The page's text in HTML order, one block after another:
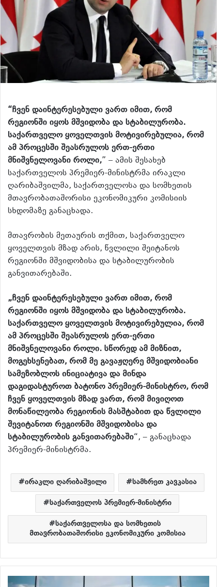
“ჩვენ დაინტერესებული ვართ იმით, რომ
რეგიონში იყოს მშვიდობა და სტაბილურობა.
საქართველო ყოველთვის მოტივირებულია, რომ
ამ პროცესში შეასრულოს ერთ-ერთი
მნიშვნელოვანი როლი,” – ამის შესახებ
საქართველოს პრემიერ-მინისტრმა ირაკლი
ღარიბაშვილმა, საქართველოსა და სომხეთის
მთავრობათაშორისი ეკონომიკური კომისიის
სხდომაზე განაცხადა.
მთავრობის მეთაურის თქმით, საქართველო
ყოველთვის მზად არის, წვლილი შეიტანოს
რეგიონში მშვიდობისა და სტაბილურობის
განვითარებაში.
„ჩვენ დაინტერესებული ვართ იმით, რომ
რეგიონში იყოს მშვიდობა და სტაბილურობა.
საქართველო ყოველთვის მოტივირებულია, რომ
ამ პროცესში შეასრულოს ერთ-ერთი
მნიშვნელოვანი როლი. სწორედ ამ მიზნით,
მოგეხსენებათ, რომ მე გავაჟღერე მშვიდობიანი
სამეზობლოს ინიციატივა და მინდა
დაგიდასტუროთ ბატონო პრემიერ-მინისტრო, რომ
ჩვენ ყოველთვის მზად ვართ, რომ მივიღოთ
მონაწილეობა რეგიონის მასშტაბით და წვლილი
შევიტანოთ რეგიონში მშვიდობისა და
სტაბილურობის განვითარებაში“, – განაცხადა
პრემიერ-მინისტრმა.
ირაკლი ღარიბაშვილი
სამხრეთ კავკასია
საქართველოს პრემიერ-მინისტრი
საქართველოსა და სომხეთის
მთავრობათაშორისი ეკონომიკური კომისია